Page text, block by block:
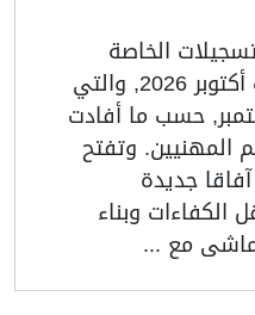
الخاصة
بالدخول التكويني لدورة أكتوبر 2026, والتي
إلى غاية 26 سبتمبر, حسب ما أفادت
المهنيين. وتفتح
جديدة
الكفاءات وبناء
مع ...